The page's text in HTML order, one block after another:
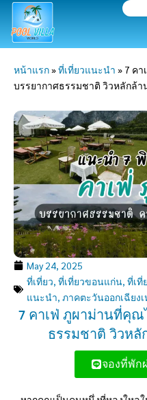
Skip
content
Search
หน้าแรก»ที่เที่ยวแนะนำ » 7 ค
บรรยากาศธรรมชาติ วิวหลักล้า
May 24, 2025
ที่เที่ยว ที่เที่ยวขอนแก่น ที่เที่
แนะนำ ภาคตะวันออกเฉียง
7 คาเฟ่ ภูผาม่านที่คุ
ธรรมชาติ วิวหลั
จองที่พัก